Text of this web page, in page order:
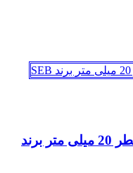
پراب TR فرکانس 4 مگاهرتز با قطر 20 میلی متر برند